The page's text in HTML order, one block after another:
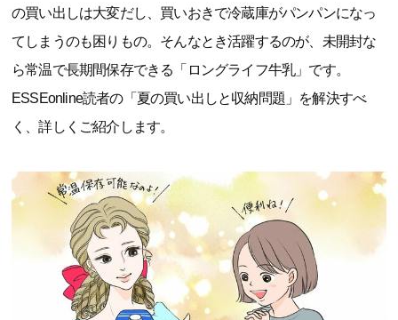
の買い出しは大変だし、買いおきで冷蔵庫がパンパンになっ
てしまうのも困りもの。そんなとき活躍するのが、未開封な
ら常温で長期間保存できる「ロングライフ牛乳」です。
ESSEonline読者の「夏の買い出しと収納問題」を解決すべ
く、詳しくご紹介します。